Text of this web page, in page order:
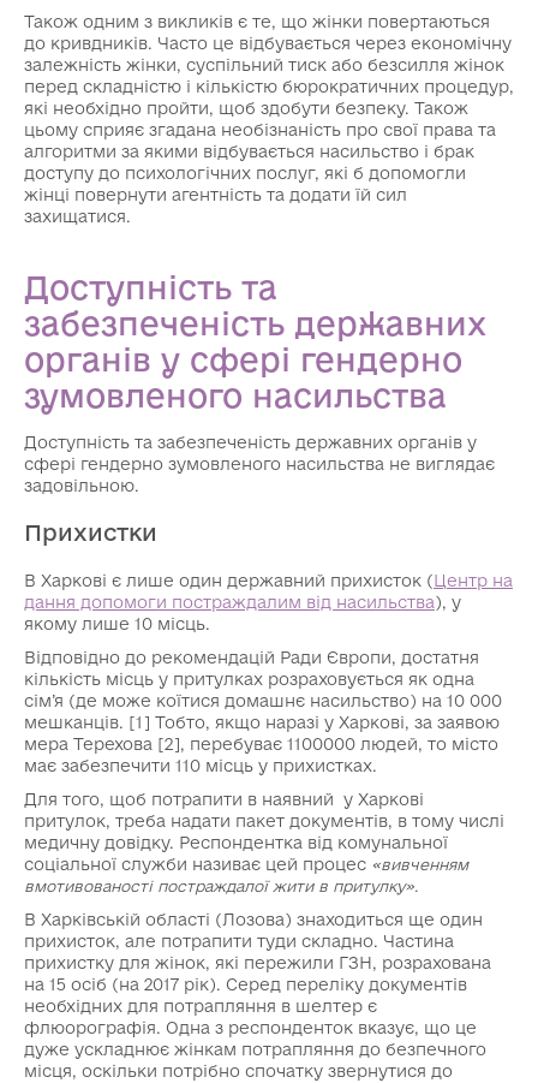
Також одним з викликів є те, що жінки повертаються
до кривдників. Часто це відбувається через економічну
залежність жінки, суспільний тиск або безсилля жінок
перед складністю і кількістю бюрократичних процедур,
які необхідно пройти, щоб здобути безпеку. Також
цьому сприяє згадана необізнаність про свої права та
алгоритми за якими відбувається насильство і брак
доступу до психологічних послуг, які б допомогли
жінці повернути агентність та додати їй сил
захищатися.
Доступність та
забезпеченість державних
органів у сфері гендерно
зумовленого насильства
Доступність та забезпеченість державних органів у
сфері гендерно зумовленого насильства не виглядає
задовільною.
Прихистки
В Харкові є лише один державний прихисток (Центр на
дання допомоги постраждалим від насильства), у
якому лише 10 місць.
Відповідно до рекомендацій Ради Європи, достатня
кількість місць у притулках розраховується як одна
сім’я (де може коїтися домашнє насильство) на 10 000
мешканців. [1] Тобто, якщо наразі у Харкові, за заявою
мера Терехова [2], перебуває 1100000 людей, то місто
має забезпечити 110 місць у прихистках.
Для того, щоб потрапити в наявний у Харкові
притулок, треба надати пакет документів, в тому числі
медичну довідку. Респондентка від комунальної
соціальної служби називає цей процес «вивченням
вмотивованості постраждалої жити в притулку».
В Харківській області (Лозова) знаходиться ще один
прихисток, але потрапити туди складно. Частина
прихистку для жінок, які пережили ГЗН, розрахована
на 15 осіб (на 2017 рік). Серед переліку документів
необхідних для потрапляння в шелтер є
флюорографія. Одна з респонденток вказує, що це
дуже ускладнює жінкам потрапляння до безпечного
місця, оскільки потрібно спочатку звернутися до